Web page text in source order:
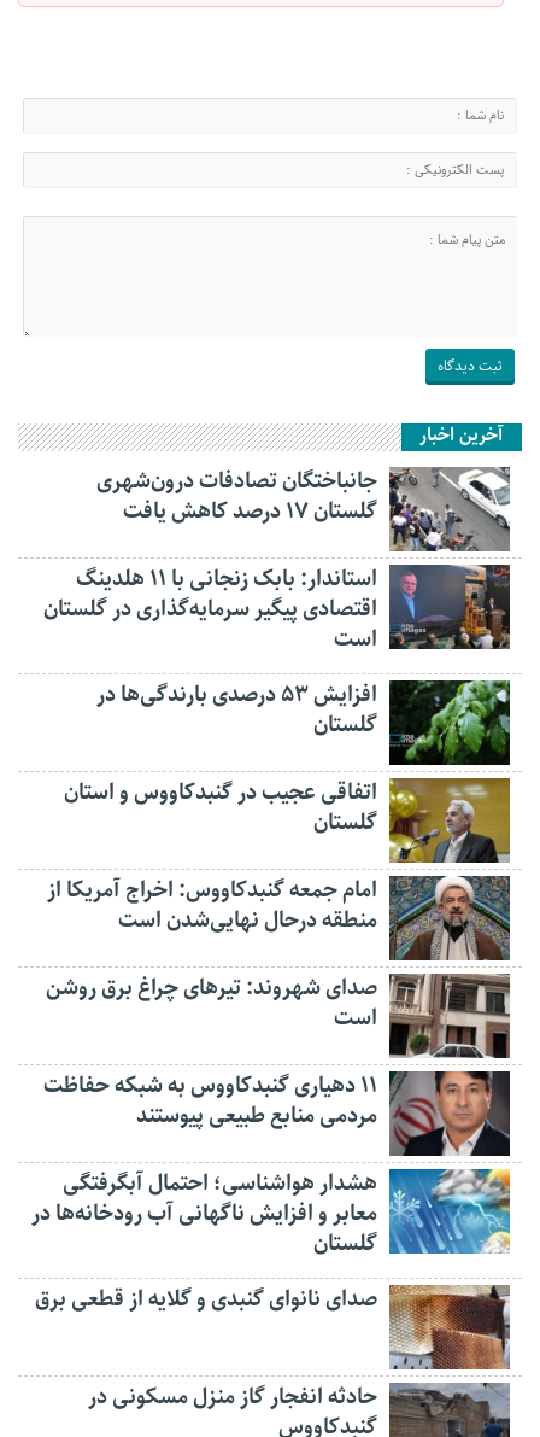
آخرین اخبار
جانباختگان تصادفات درون‌شهری
گلستان ۱۷ درصد کاهش یافت
استاندار: بابک زنجانی با ۱۱ هلدینگ
اقتصادی پیگیر سرمایه‌گذاری در گلستان
است
افزایش ۵۳ درصدی بارندگی‌ها در
گلستان
اتفاقی عجیب در‌ گنبدکاووس و استان
گلستان
امام جمعه گنبدکاووس: اخراج آمریکا از
منطقه درحال نهایی‌شدن است
صدای شهروند: تیرهای چراغ برق روشن
است
۱۱ دهیاری گنبدکاووس به شبکه حفاظت
مردمی منابع طبیعی پیوستند
هشدار هواشناسی؛ احتمال آبگرفتگی
معابر و افزایش ناگهانی آب رودخانه‌ها در
گلستان
صدای نانوای گنبدی و گلایه از قطعی برق
حادثه انفجار گاز منزل مسکونی در
گنبدکاووس